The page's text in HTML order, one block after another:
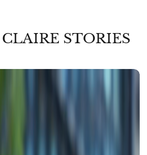
STORIES